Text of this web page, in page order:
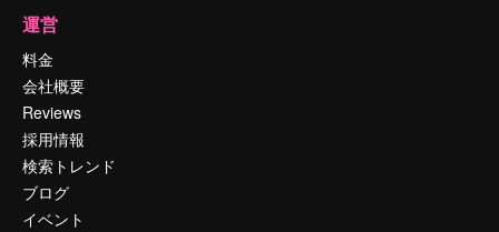
運営
料金
会社概要
Reviews
採用情報
検索トレンド
ブログ
イベント